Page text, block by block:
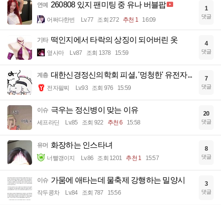
연예 260808 있지 팬미팅 중 유나 버블팝
어쩌다한번 Lv.77 조회 272 추천 1 16:09
1
댓글
기타 떡인지에서 타락의 상징이 되어버린 옷
옆사마 Lv.87 조회 1378 15:59
4
댓글
계층 대한신경정신의학회 피셜, '멍청한' 유전자...
전자팔찌 Lv.93 조회 976 15:59
7
댓글
이슈 극우는 정신병이 맞는 이유
세프라딘 Lv.85 조회 922 추천 6 15:58
20
댓글
유머 화장하는 인스타녀
너빨갱이지 Lv.86 조회 1201 추천 1 15:57
8
댓글
이슈 가뭄에 애타는데 물축제 강행하는 밀양시
작두콩차 Lv.84 조회 787 15:56
3
댓글